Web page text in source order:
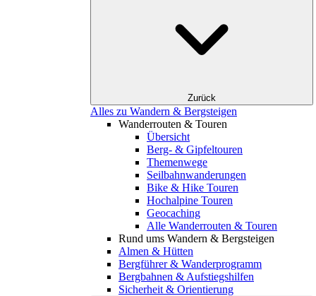
Zurück
Alles zu Wandern & Bergsteigen
Wanderrouten & Touren
Übersicht
Berg- & Gipfeltouren
Themenwege
Seilbahnwanderungen
Bike & Hike Touren
Hochalpine Touren
Geocaching
Alle Wanderrouten & Touren
Rund ums Wandern & Bergsteigen
Almen & Hütten
Bergführer & Wanderprogramm
Bergbahnen & Aufstiegshilfen
Sicherheit & Orientierung